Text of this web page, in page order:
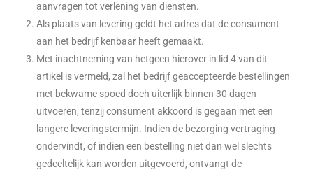
aanvragen tot verlening van diensten.
Als plaats van levering geldt het adres dat de consument
aan het bedrijf kenbaar heeft gemaakt.
Met inachtneming van hetgeen hierover in lid 4 van dit
artikel is vermeld, zal het bedrijf geaccepteerde bestellingen
met bekwame spoed doch uiterlijk binnen 30 dagen
uitvoeren, tenzij consument akkoord is gegaan met een
langere leveringstermijn. Indien de bezorging vertraging
ondervindt, of indien een bestelling niet dan wel slechts
gedeeltelijk kan worden uitgevoerd, ontvangt de